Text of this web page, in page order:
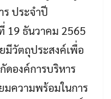
ร ประจำปี
19 ธันวาคม 2565
มีวัตถุประสงค์เพื่อ
ดองค์การบริหาร
มความพร้อมในการ